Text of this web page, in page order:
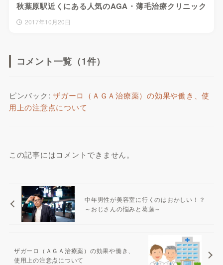
秋葉原駅近くにある人気のAGA・薄毛治療クリニック
2017年10月20日
コメント一覧（1件）
ピンバック:ザガーロ（ＡＧＡ治療薬）の効果や働き、使
用上の注意点について
この記事にはコメントできません。
中年男性が美容室に行くのはおかしい！？
～おじさんの悩みと葛藤～
ザガーロ（ＡＧＡ治療薬）の効果や働き、
使用上の注意点について